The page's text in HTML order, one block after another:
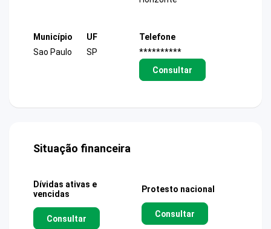
Município
Sao Paulo
UF
SP
Telefone
**********
Consultar
Situação financeira
Dívidas ativas e
vencidas
Consultar
Protesto nacional
Consultar